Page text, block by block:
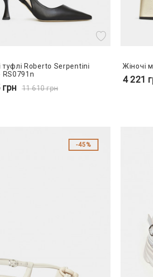
туфлі Roberto Serpentini
RS0791n
грн 11 610грн
Жіночі
4 221
45%